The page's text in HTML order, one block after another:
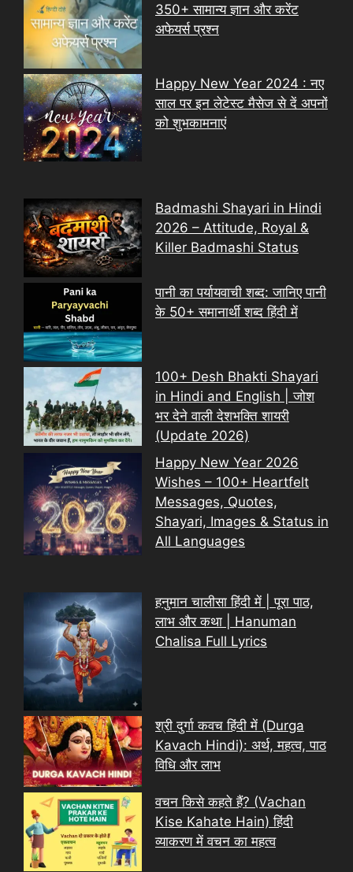
350+ सामान्य ज्ञान और करेंट
अफेयर्स प्रश्न
Happy New Year 2024 : नए
साल पर इन लेटेस्ट मैसेज से दें अपनों
को शुभकामनाएं
Badmashi Shayari in Hindi
2026 – Attitude, Royal &
Killer Badmashi Status
पानी का पर्यायवाची शब्द: जानिए पानी
के 50+ समानार्थी शब्द हिंदी में
100+ Desh Bhakti Shayari
in Hindi and English | जोश
भर देने वाली देशभक्ति शायरी
(Update 2026)
Happy New Year 2026
Wishes – 100+ Heartfelt
Messages, Quotes,
Shayari, Images & Status in
All Languages
हनुमान चालीसा हिंदी में | पूरा पाठ,
लाभ और कथा | Hanuman
Chalisa Full Lyrics
श्री दुर्गा कवच हिंदी में (Durga
Kavach Hindi): अर्थ, महत्व, पाठ
विधि और लाभ
वचन किसे कहते हैं? (Vachan
Kise Kahate Hain) हिंदी
व्याकरण में वचन का महत्व